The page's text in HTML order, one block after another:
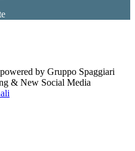
by Gruppo Spaggiari
& New Social Media